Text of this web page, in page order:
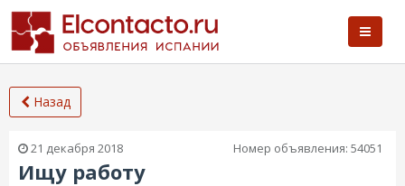
Назад
21 декабря 2018 Номер объявления: 54051
Ищу работу